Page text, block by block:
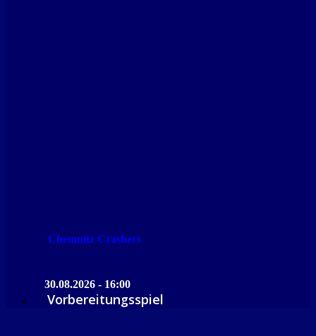
Chemnitz Crashers
30.08.2026 - 16:00
Vorbereitungsspiel